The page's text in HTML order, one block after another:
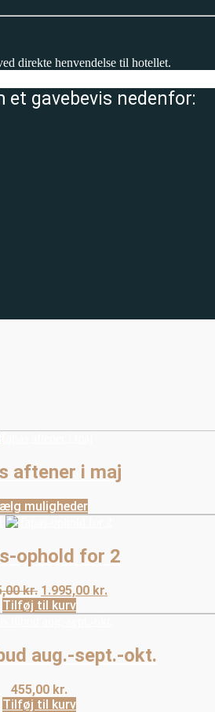
direkte henvendelse til hotellet.
et gavebevis nedenfor:
aftener i maj
muligheder
Dette
har
flere
Mulighederne
kan
vælges
ophold for 2
kr. Den
oprindelige
pris
2.795,00 kr..
1.995,00 kr.Den
pris
1.995,00 kr..
Tilføj til kurv
aug.-sept.-okt.
455,00 kr.
Tilføj til kurv